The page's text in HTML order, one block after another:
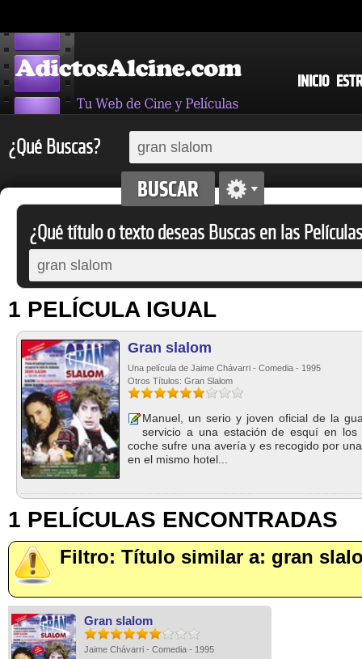
INICIO
¿Qué Buscas?
¿Qué título o texto deseas Buscas en las
1 PELÍCULA IGUAL
Gran slalom
Una película de Jaime Chávarri - Comedia - 1995
Otros Títulos: Gran Slalom
Manuel, un serio y joven oficial de la
servicio a una estación de esquí en los
coche sufre una avería y es recogido por
en el mismo hotel...
1 PELÍCULAS ENCONTRADAS
Filtro: Título similar a: gran
Gran slalom
Jaime Chávarri - Comedia - 1995